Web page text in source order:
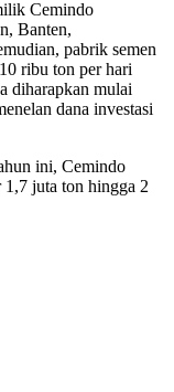
Cemindo
Banten,
pabrik semen
ribu ton per hari
diharapkan mulai
dana investasi
ini, Cemindo
1,7 juta ton hingga 2